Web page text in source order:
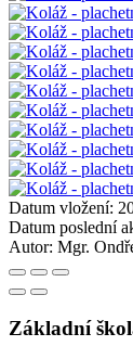
Datum vložení:
Datum poslední
Autor: Mgr.
Základní